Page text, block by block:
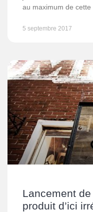
au maximum de
5 septembre 2017
Lancement
produit d’ici